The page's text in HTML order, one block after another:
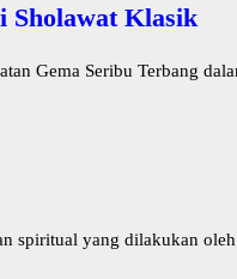
Sholawat Klasik
Gema Seribu Terbang
spiritual yang dilakukan